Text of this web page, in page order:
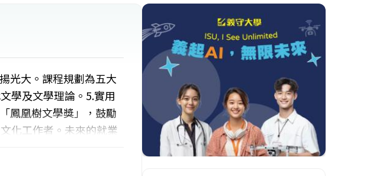
光大。課程規劃為五大
學及文學理論。5.實用
鳳凰樹文學獎」，鼓勵
化工作者。未來的就業